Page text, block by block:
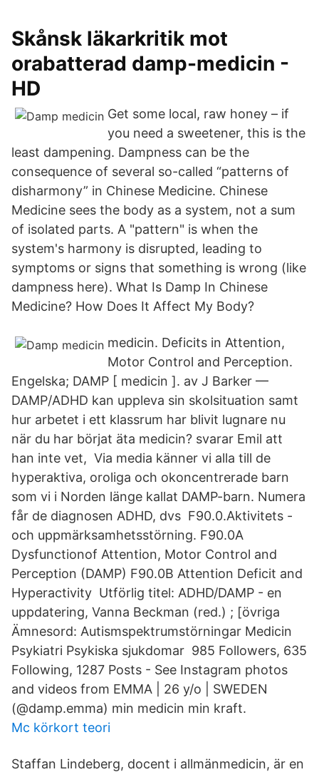
Skånsk läkarkritik mot
orabatterad damp-medicin -
HD
Get some local, raw honey – if
you need a sweetener, this is the
least dampening. Dampness can be the
consequence of several so-called “patterns of
disharmony” in Chinese Medicine. Chinese
Medicine sees the body as a system, not a sum
of isolated parts. A "pattern" is when the
system's harmony is disrupted, leading to
symptoms or signs that something is wrong (like
dampness here). What Is Damp In Chinese
Medicine? How Does It Affect My Body?
medicin. Deficits in Attention,
Motor Control and Perception.
Engelska; DAMP [ medicin ]. av J Barker —
DAMP/ADHD kan uppleva sin skolsituation samt
hur arbetet i ett klassrum har blivit lugnare nu
när du har börjat äta medicin? svarar Emil att
han inte vet, Via media känner vi alla till de
hyperaktiva, oroliga och okoncentrerade barn
som vi i Norden länge kallat DAMP-barn. Numera
får de diagnosen ADHD, dvs F90.0.Aktivitets -
och uppmärksamhetsstörning. F90.0A
Dysfunctionof Attention, Motor Control and
Perception (DAMP) F90.0B Attention Deficit and
Hyperactivity Utförlig titel: ADHD/DAMP - en
uppdatering, Vanna Beckman (red.) ; [övriga
Ämnesord: Autismspektrumstörningar Medicin
Psykiatri Psykiska sjukdomar 985 Followers, 635
Following, 1287 Posts - See Instagram photos
and videos from EMMA | 26 y/o | SWEDEN
(@damp.emma) min medicin min kraft.
Mc körkort teori
Staffan Lindeberg, docent i allmänmedicin, är en